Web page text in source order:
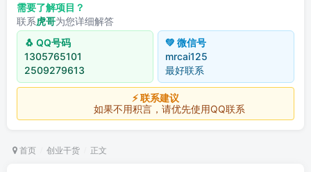
需要了解项目？
联系虎哥为您详细解答
🐧 QQ号码
1305765101
2509279613
💚 微信号
mrcai125
最好联系
⚡ 联系建议
如果不用积言，请优先使用QQ联系
首页 创业干货 正文